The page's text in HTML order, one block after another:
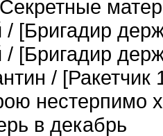
[Бригадир
[Бригадир
/
нестерпимо
в декабрь